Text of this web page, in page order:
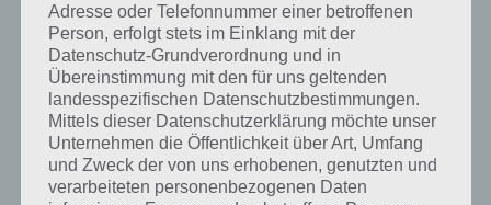
Kurze Begriffserklärung zur Lösung
Adresse oder Telefonnummer einer betroffenen
Person, erfolgt stets im Einklang mit der
Datenschutz-Grundverordnung und in
Übereinstimmung mit den für uns geltenden
landesspezifischen Datenschutzbestimmungen.
Mittels dieser Datenschutzerklärung möchte unser
Unternehmen die Öffentlichkeit über Art, Umfang
und Zweck der von uns erhobenen, genutzten und
verarbeiteten personenbezogenen Daten